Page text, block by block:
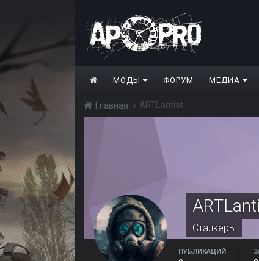
МОДЫ ФОРУМ МЕДИА
Главная ARTLantist
Сталкеры
ПУБЛИКАЦИЙ